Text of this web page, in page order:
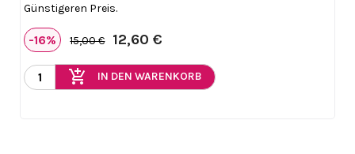
Günstigeren Preis.
-16% 15,00 € 12,60 €
add_shopping_cart IN DEN WARENKORB